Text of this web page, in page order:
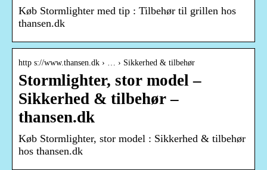
Køb Stormlighter med tip : Tilbehør til grillen hos
thansen.dk
http s://www.thansen.dk › … › Sikkerhed & tilbehør
Stormlighter, stor model –
Sikkerhed & tilbehør –
thansen.dk
Køb Stormlighter, stor model : Sikkerhed & tilbehør
hos thansen.dk